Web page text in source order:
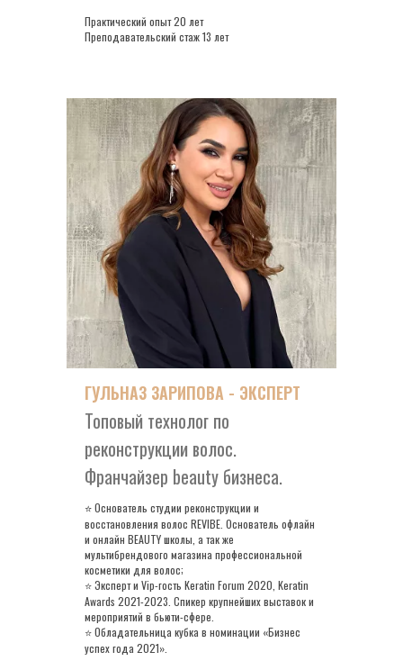
Практический опыт 20 лет
Преподавательский стаж 13 лет
ГУЛЬНАЗ ЗАРИПОВА - ЭКСПЕРТ
Топовый технолог по
реконструкции волос.
Франчайзер beauty бизнеса.
⭐Основатель студии реконструкции и
восстановления волос REVIBE. Основатель офлайн
и онлайн BEAUTY школы, а так же
мультибрендового магазина профессиональной
косметики для волос;
⭐Эксперт и Vip-гость Keratin Forum 2020, Keratin
Awards 2021-2023. Спикер крупнейших выставок и
мероприятий в бьюти-сфере.
⭐Обладательница кубка в номинации «Бизнес
успех года 2021».